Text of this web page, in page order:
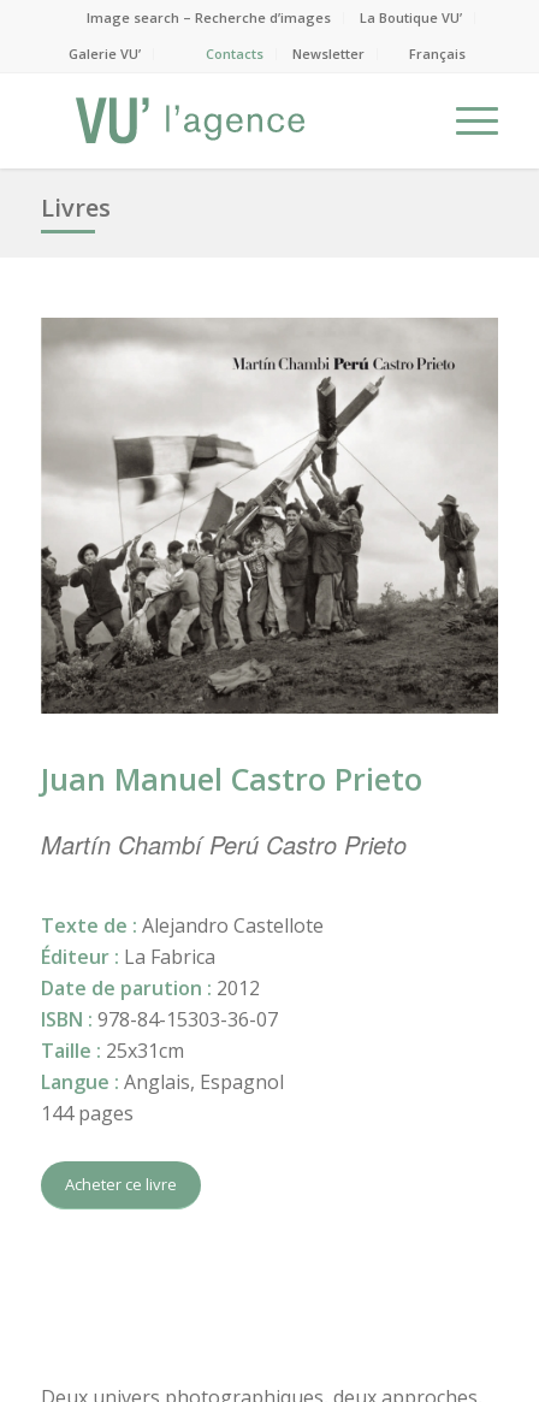
Image search – Recherche d’images
La Boutique VU’
Galerie VU’
Contacts Newsletter Français
Livres
Juan Manuel Castro Prieto
Martín Chambí Perú Castro Prieto
Texte de : Alejandro Castellote
Éditeur : La Fabrica
Date de parution : 2012
ISBN : 978-84-15303-36-07
Taille : 25x31cm
Langue : Anglais, Espagnol
144 pages
Acheter ce livre